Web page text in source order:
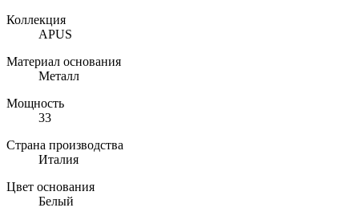
Коллекция
APUS
Материал основания
Металл
Мощность
33
Страна производства
Италия
Цвет основания
Белый